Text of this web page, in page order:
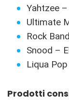
Yahtzee –
Ultimate
Rock
Snood –
Liqua
Prodotti